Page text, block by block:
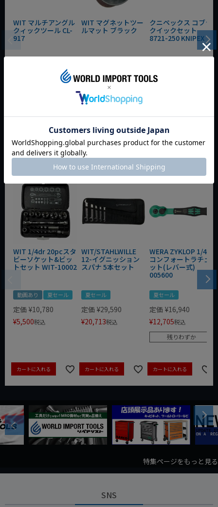
WIT マルチアングル
クィックツール CL-
917
カートに入れる
WIT マグネットツー
ルマット ブラック
定価 ¥ 0
¥3,465
カートに入れる
クニペックス コブラ
クイックセット
8721-250 KNIPEX
定価
カートに入れる
今週のおすすめアイテム
WIT 1/4dr 20pcスタ
ビーソケット&ビッ
トセット WIT-10002
動画あり 夏セール
定価 ¥10,780
¥5,500税込
カートに入れる
WIT/STAHLWILLE
12-イグニッション
スパナ 5本セット
夏セール
定価 ¥29,590
¥20,713税込
カートに入れる
WERA ZYKLOP 1/4"
コンフォートラチェ
ット(レバー式)
005600
夏セール
定価 ¥16,940
¥12,705税込
残りわずか
カートに入れる
Previous
Next
特集ページをもっと見る
SNS